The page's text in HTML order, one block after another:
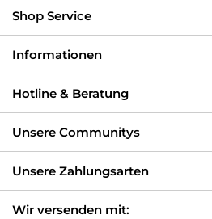
Shop Service
Informationen
Hotline & Beratung
Unsere Communitys
Unsere Zahlungsarten
Wir versenden mit: